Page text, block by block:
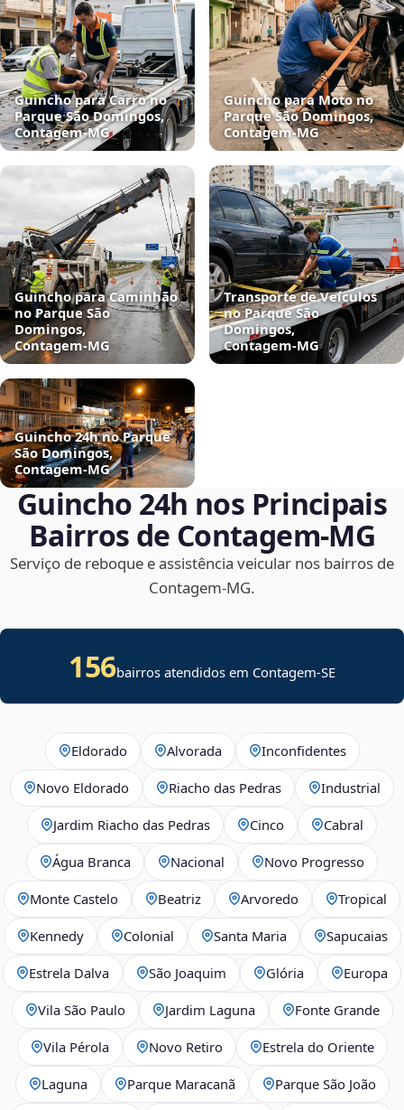
Guincho para Carro no
Parque São Domingos,
Contagem‑MG
Guincho para Moto no
Parque São Domingos,
Contagem‑MG
Guincho para Caminhão
no Parque São
Domingos,
Contagem‑MG
Transporte de Veículos
no Parque São
Domingos,
Contagem‑MG
Guincho 24h no Parque
São Domingos,
Contagem‑MG
Guincho 24h nos Principais
Bairros de Contagem‑MG
Serviço de reboque e assistência veicular nos bairros de
Contagem‑MG.
156bairros atendidos em Contagem-SE
Eldorado Alvorada Inconfidentes
Novo Eldorado Riacho das Pedras Industrial
Jardim Riacho das Pedras Cinco Cabral
Água Branca Nacional Novo Progresso
Monte Castelo Beatriz Arvoredo Tropical
Kennedy Colonial Santa Maria Sapucaias
Estrela Dalva São Joaquim Glória Europa
Vila São Paulo Jardim Laguna Fonte Grande
Vila Pérola Novo Retiro Estrela do Oriente
Laguna Parque Maracanã Parque São João